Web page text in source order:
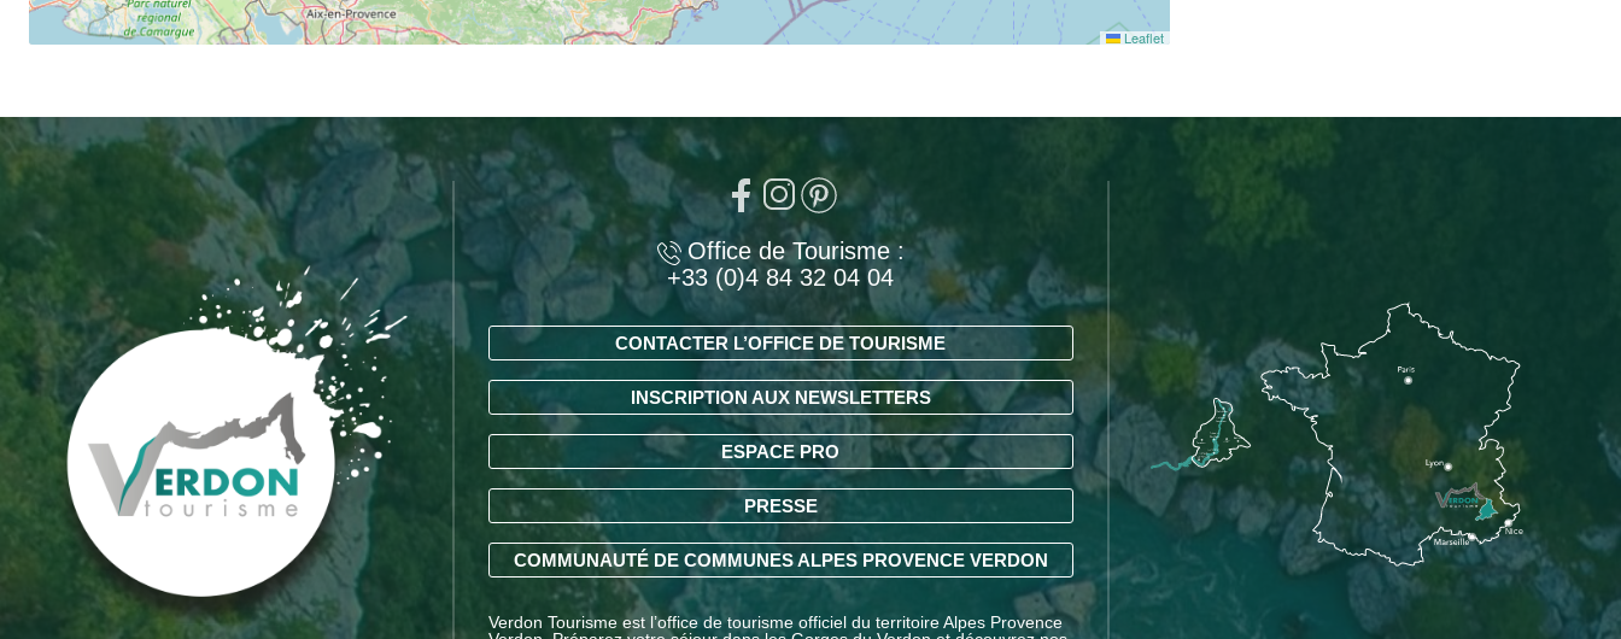
Leaflet
Office de Tourisme :
+33 (0)4 84 32 04 04
CONTACTER L’OFFICE DE TOURISME
INSCRIPTION AUX NEWSLETTERS
ESPACE PRO
PRESSE
COMMUNAUTÉ DE COMMUNES ALPES PROVENCE VERDON
Verdon Tourisme est l’office de tourisme officiel du territoire Alpes Provence